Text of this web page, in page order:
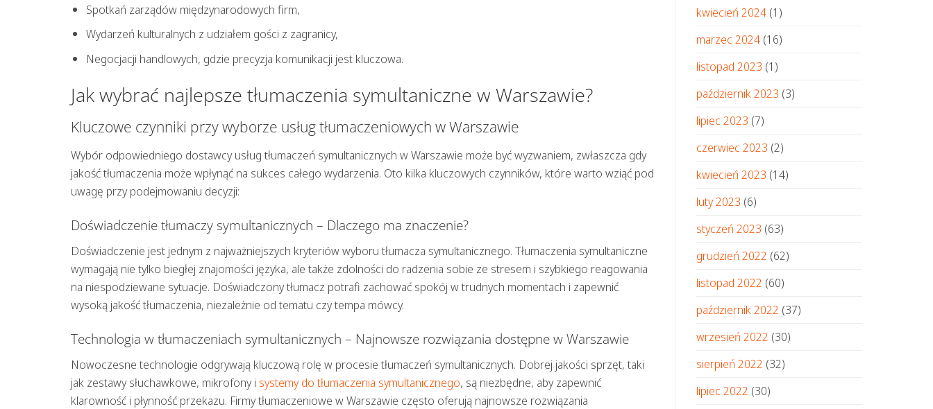
Spotkań zarządów międzynarodowych firm,
Wydarzeń kulturalnych z udziałem gości z zagranicy,
Negocjacji handlowych, gdzie precyzja komunikacji jest kluczowa.
Jak wybrać najlepsze tłumaczenia symultaniczne w Warszawie?
Kluczowe czynniki przy wyborze usług tłumaczeniowych w Warszawie
Wybór odpowiedniego dostawcy usług tłumaczeń symultanicznych w Warszawie może być wyzwaniem, zwłaszcza gdy
jakość tłumaczenia może wpłynąć na sukces całego wydarzenia. Oto kilka kluczowych czynników, które warto wziąć pod
uwagę przy podejmowaniu decyzji:
Doświadczenie tłumaczy symultanicznych – Dlaczego ma znaczenie?
Doświadczenie jest jednym z najważniejszych kryteriów wyboru tłumacza symultanicznego. Tłumaczenia symultaniczne
wymagają nie tylko biegłej znajomości języka, ale także zdolności do radzenia sobie ze stresem i szybkiego reagowania
na niespodziewane sytuacje. Doświadczony tłumacz potrafi zachować spokój w trudnych momentach i zapewnić
wysoką jakość tłumaczenia, niezależnie od tematu czy tempa mówcy.
Technologia w tłumaczeniach symultanicznych – Najnowsze rozwiązania dostępne w Warszawie
Nowoczesne technologie odgrywają kluczową rolę w procesie tłumaczeń symultanicznych. Dobrej jakości sprzęt, taki
jak zestawy słuchawkowe, mikrofony i systemy do tłumaczenia symultanicznego, są niezbędne, aby zapewnić
klarowność i płynność przekazu. Firmy tłumaczeniowe w Warszawie często oferują najnowsze rozwiązania
kwiecień 2024 (1)
marzec 2024 (16)
listopad 2023 (1)
październik 2023 (3)
lipiec 2023 (7)
czerwiec 2023 (2)
kwiecień 2023 (14)
luty 2023 (6)
styczeń 2023 (63)
grudzień 2022 (62)
listopad 2022 (60)
październik 2022 (37)
wrzesień 2022 (30)
sierpień 2022 (32)
lipiec 2022 (30)